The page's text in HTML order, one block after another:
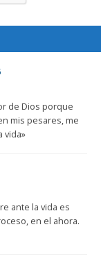
de Dios porque
mis pesares, me
vida»
ante la vida es
en el ahora.